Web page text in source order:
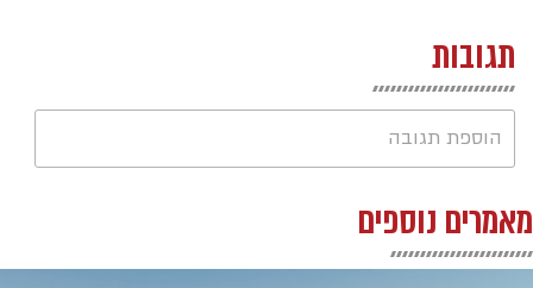
תגובות
הוספת תגובה
מאמרים נוספים